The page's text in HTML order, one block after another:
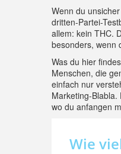
Wenn du
dritten-Partei-
allem: kein THC.
besonders, wenn
Was du hier
Menschen, die
einfach nur
Marketing-
wo du anfangen
Wie